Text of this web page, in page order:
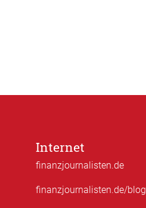
Internet
finanzjournalisten.de
finanzjournalisten.de/blog